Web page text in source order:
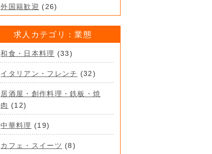
外国籍歓迎 (26)
求人カテゴリ：業態
和食・日本料理 (33)
イタリアン・フレンチ (32)
居酒屋・創作料理・鉄板・焼
肉 (12)
中華料理 (19)
カフェ・スイーツ (8)